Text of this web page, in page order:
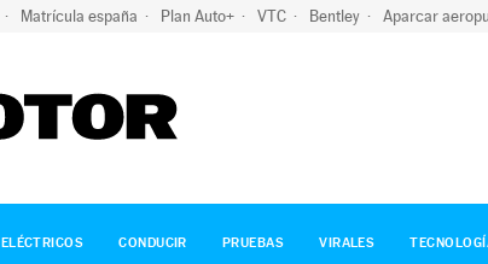
Matrícula españa Plan Auto+ VTC Bentley Aparcar
ELÉCTRICOS CONDUCIR PRUEBAS VIRALES